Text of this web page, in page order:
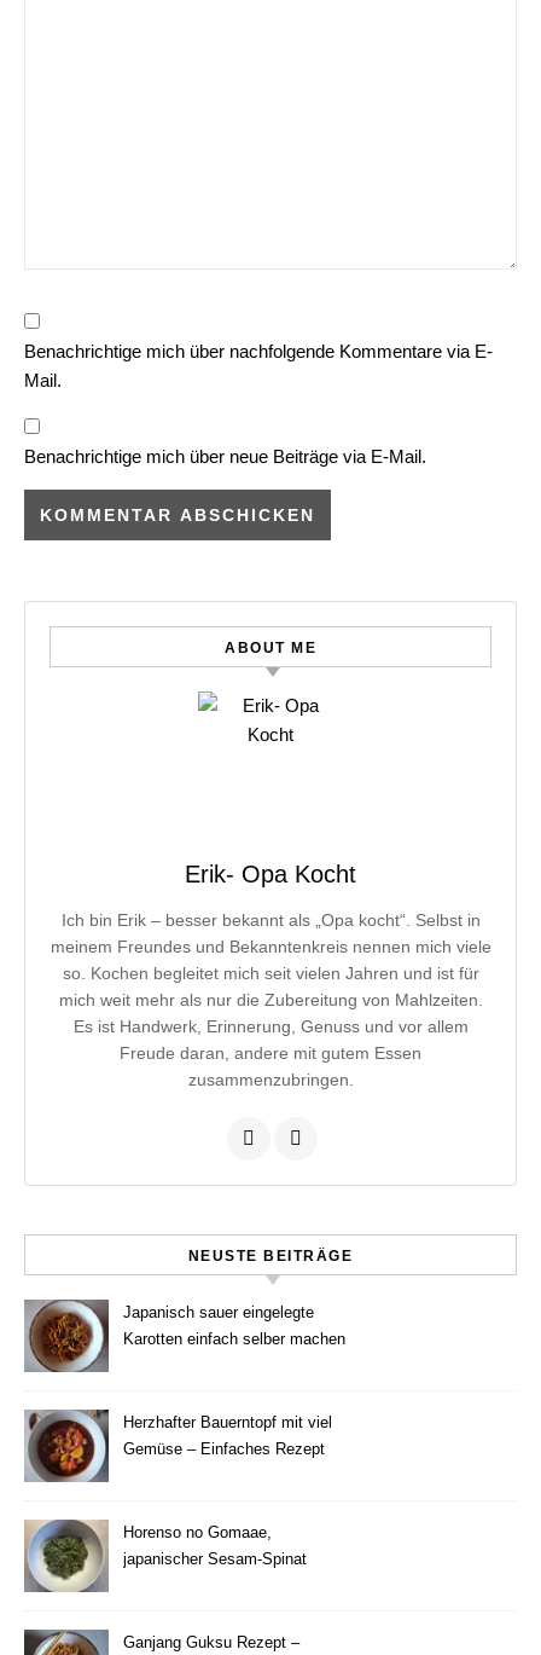
Benachrichtige mich über nachfolgende Kommentare via E-
Mail.
Benachrichtige mich über neue Beiträge via E-Mail.
ABOUT ME
Erik- Opa Kocht
Ich bin Erik – besser bekannt als „Opa kocht“. Selbst in
meinem Freundes und Bekanntenkreis nennen mich viele
so. Kochen begleitet mich seit vielen Jahren und ist für
mich weit mehr als nur die Zubereitung von Mahlzeiten.
Es ist Handwerk, Erinnerung, Genuss und vor allem
Freude daran, andere mit gutem Essen
zusammenzubringen.
NEUSTE BEITRÄGE
Japanisch sauer eingelegte
Karotten einfach selber machen
Herzhafter Bauerntopf mit viel
Gemüse – Einfaches Rezept
Horenso no Gomaae,
japanischer Sesam-Spinat
Ganjang Guksu Rezept –